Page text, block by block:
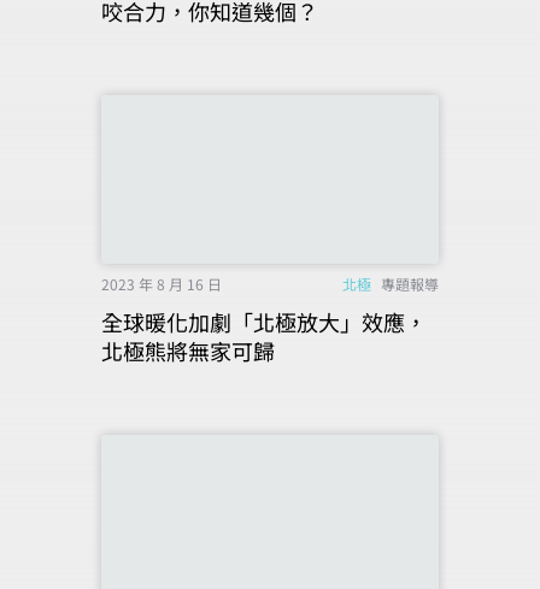
咬合力，你知道幾個？
2023 年 8 月 16 日 北極 專題報導
全球暖化加劇「北極放大」效應，
北極熊將無家可歸